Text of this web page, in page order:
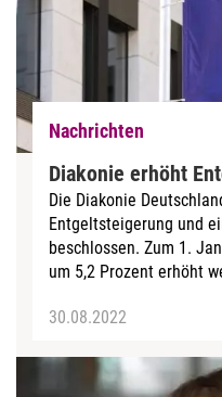
Nachrichten
Diakonie erhöht
Die Diakonie
Entgeltsteigerung und
beschlossen. Zum 1.
um 5,2 Prozent erhöht
30.08.2022